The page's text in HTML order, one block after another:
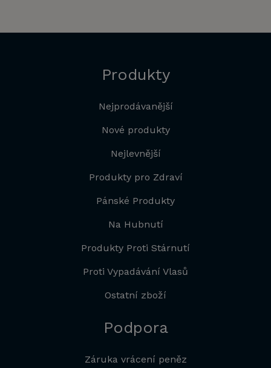
Produkty
Nejprodávanější
Nové produkty
Nejlevnější
Produkty pro Zdraví
Pánské Produkty
Na Hubnutí
Produkty Proti Stárnutí
Proti Vypadávání Vlasů
Ostatní zboží
Podpora
Záruka vrácení peněz